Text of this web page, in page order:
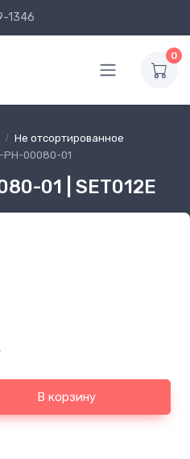
1346
0
Не отсортированное
PH-00080-01
01 | SET012E
В корзину